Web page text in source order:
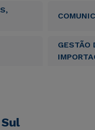
GESTÃO